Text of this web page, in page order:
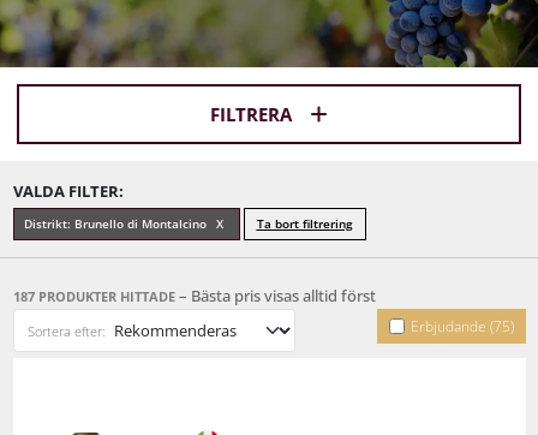
FILTRERA
VALDA FILTER:
Distrikt: Brunello di Montalcino Ta bort filtrering
187 PRODUKTER HITTADE – Bästa pris visas alltid först
Erbjudande (75)
Sortera efter: